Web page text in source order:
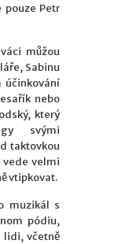
pouze Petr
můžou
Sabinu
účinkování
nebo
který
svými
taktovkou
vede velmi
vtipkovat.
muzikál s
pódiu,
lidi, včetně